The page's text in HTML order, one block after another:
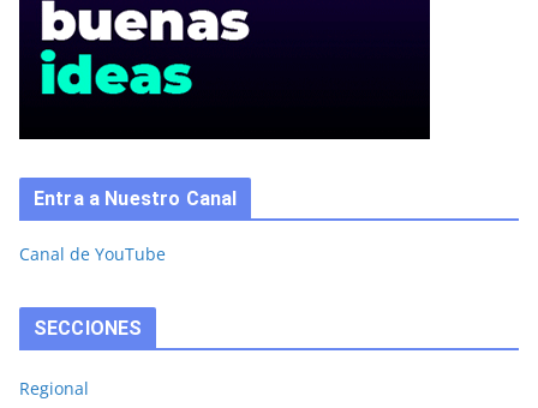
Entra a Nuestro Canal
Canal de YouTube
SECCIONES
Regional